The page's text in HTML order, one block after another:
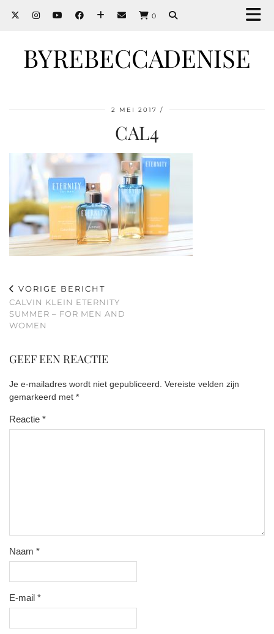
0
BYREBECCADENISE
2 MEI 2017
CAL4
VORIGE BERICHT
CALVIN KLEIN ETERNITY
SUMMER – FOR MEN AND
WOMEN
GEEF EEN REACTIE
Je e-mailadres wordt niet gepubliceerd. Vereiste velden zijn
gemarkeerd met *
Reactie *
Naam *
E-mail *